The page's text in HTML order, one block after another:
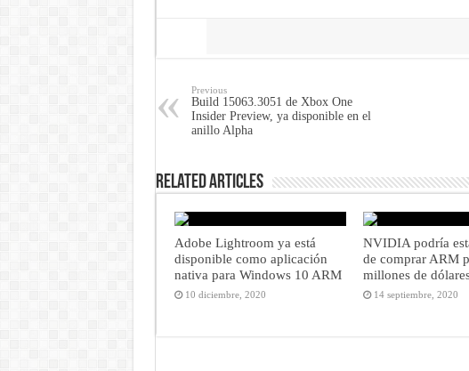
Previous
Build 15063.3051 de Xbox One
Insider Preview, ya disponible en el
anillo Alpha
Related Articles
Adobe Lightroom ya está
disponible como aplicación
nativa para Windows 10 ARM
10 diciembre, 2020
NVIDIA podría
de comprar ARM
millones de
14 septiembre, 2020